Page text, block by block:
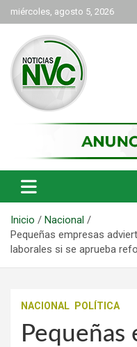
Saltar
al
contenido
miércoles, agosto 5, 2026
NVC Noticias
Inicio
Nacional
Pequeñas empresas
laborales si se aprueba
NACIONAL POLÍTICA
Pequeñas